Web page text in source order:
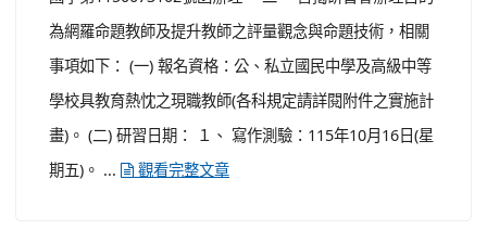
本站消息 分月文章